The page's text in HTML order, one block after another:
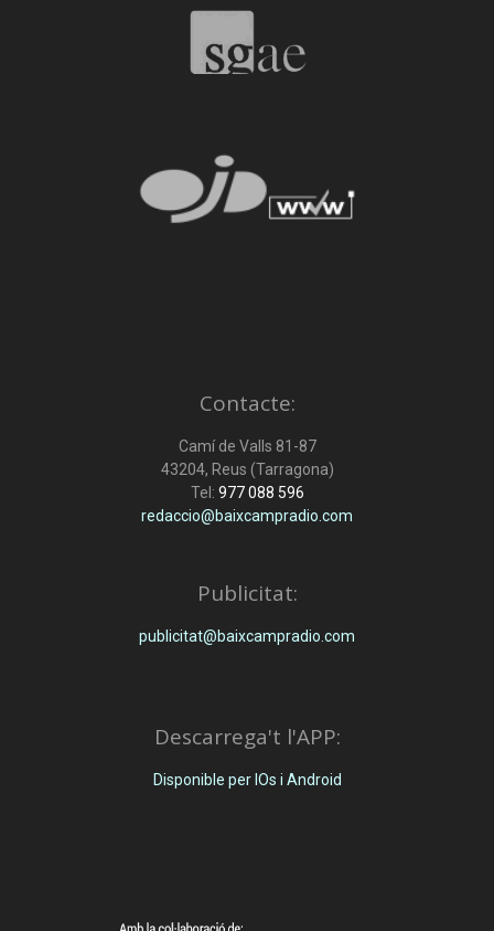
Contacte:
Camí de Valls 81-87
43204, Reus (Tarragona)
Tel: 977 088 596
redaccio@baixcampradio.com
Publicitat:
publicitat@baixcampradio.com
Descarrega't l'APP:
Disponible per IOs i Android